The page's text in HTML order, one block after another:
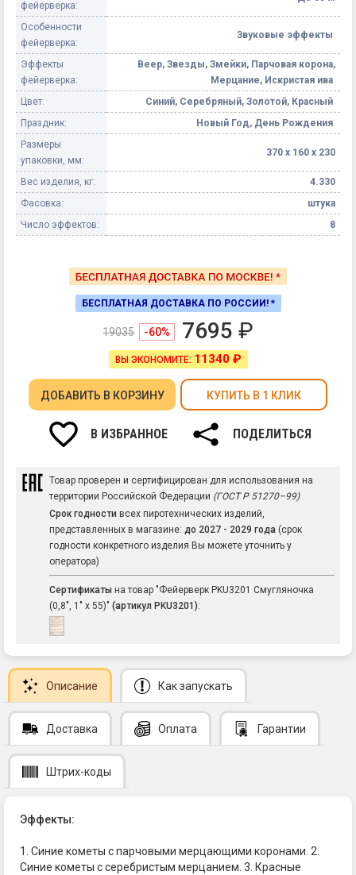
фейерверка:
Особенности
фейерверка:
Звуковые эффекты
Эффекты
фейерверка:
Веер, Звезды, Змейки, Парчовая корона,
Мерцание, Искристая ива
Цвет:
Синий, Серебряный, Золотой, Красный
Праздник:
Новый Год, День Рождения
Размеры
упаковки, мм:
370 х 160 х 230
Вес изделия, кг:
4.330
Фасовка:
штука
Число эффектов:
8
БЕСПЛАТНАЯ ДОСТАВКА ПО РОССИИ! *
19035 -60% 7695 ₽
ВЫ ЭКОНОМИТЕ: 11340 ₽
ДОБАВИТЬ В КОРЗИНУ КУПИТЬ В 1 КЛИК
В ИЗБРАННОЕ ПОДЕЛИТЬСЯ
Товар проверен и сертифицирован для использования на
территории Российской Федерации (ГОСТ Р 51270–99)
Срок годности всех пиротехнических изделий,
представленных в магазине: до 2027 - 2029 года (срок
годности конкретного изделия Вы можете уточнить у
оператора)
Сертификаты на товар "Фейерверк PKU3201 Смугляночка
(0,8", 1" х 55)" (артикул PKU3201):
Описание Как запускать
Доставка Оплата Гарантии
Штрих-коды
Эффекты:
1. Синие кометы с парчовыми мерцающими коронами. 2.
Синие кометы с серебристым мерцанием. 3. Красные